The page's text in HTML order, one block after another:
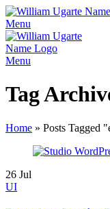
Menu
Menu
Tag
Home » Posts Tagged
26 Jul
UI